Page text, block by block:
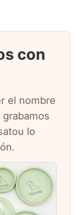
con
el nombre
lo